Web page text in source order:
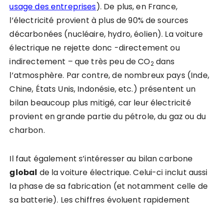
usage des entreprises). De plus, en France,
l’électricité provient à plus de 90% de sources
décarbonées (nucléaire, hydro, éolien). La voiture
électrique ne rejette donc -directement ou
indirectement – que très peu de CO2 dans
l’atmosphère. Par contre, de nombreux pays (Inde,
Chine, États Unis, Indonésie, etc.) présentent un
bilan beaucoup plus mitigé, car leur électricité
provient en grande partie du pétrole, du gaz ou du
charbon.
Il faut également s’intéresser au bilan carbone
global de la voiture électrique. Celui-ci inclut aussi
la phase de sa fabrication (et notamment celle de
sa batterie). Les chiffres évoluent rapidement